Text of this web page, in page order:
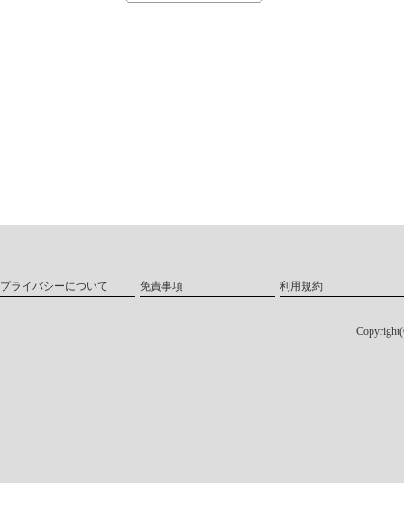
プライバシーについて 免責事項 利用規約